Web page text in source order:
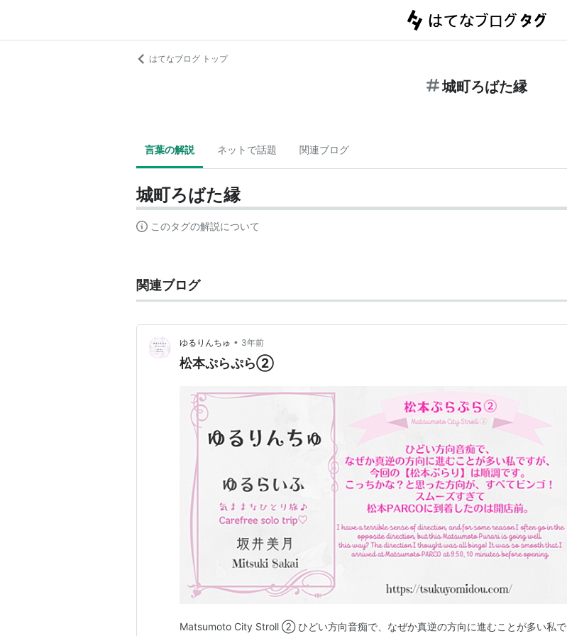
はてなブログ トップ
城町ろばた縁
言葉の解説 ネットで話題 関連ブログ
城町ろばた縁
このタグの解説について
関連ブログ
ゆるりんちゅ • 3年前
松本ぷらぷら②
Matsumoto City Stroll ② ひどい方向音痴で、なぜか真逆の方向に進むことが多い私で